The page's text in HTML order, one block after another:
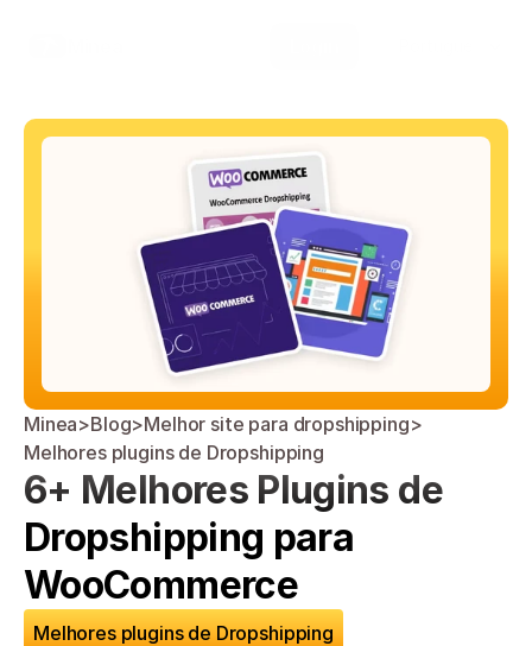
Minea>Blog>Melhor site para dropshipping>
Melhores plugins de Dropshipping
6+ Melhores Plugins de
Dropshipping para
WooCommerce
Melhores plugins de Dropshipping